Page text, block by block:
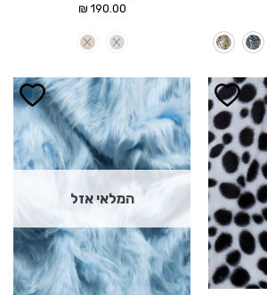
190.00
₪
הוסף ל
WISHLIST
הוסף ל
WISHLIST
המלאי אזל